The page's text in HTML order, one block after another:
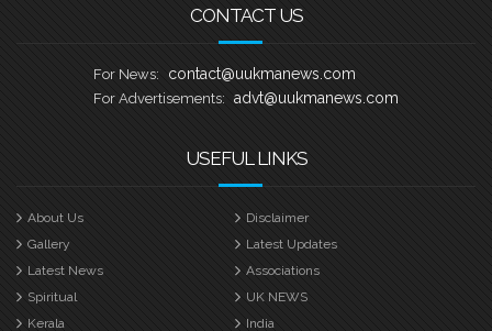
CONTACT US
For News: contact@uukmanews.com
For Advertisements: advt@uukmanews.com
USEFUL LINKS
About Us
Disclaimer
Gallery
Latest Updates
Latest News
Associations
Spiritual
UK NEWS
Kerala
India